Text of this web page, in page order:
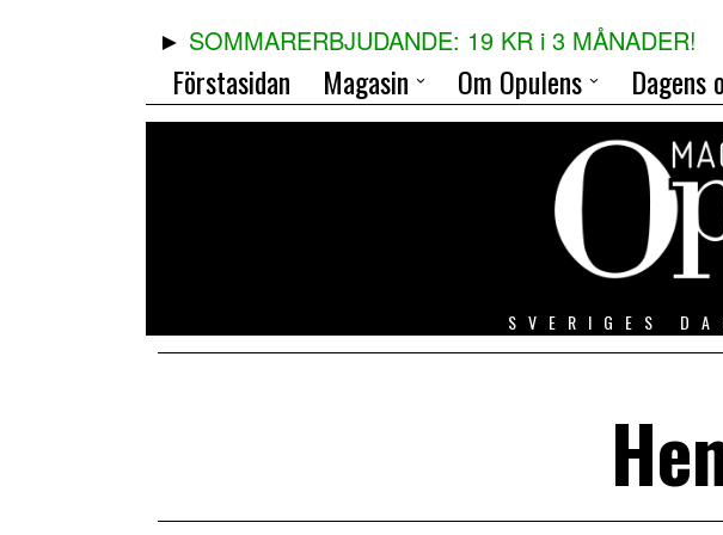
SOMMARERBJUDANDE: 19 KR i 3 MÅNADER!
Förstasidan Magasin Om Opulens Dagens
SVERIGES